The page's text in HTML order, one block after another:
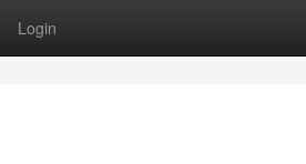
Login